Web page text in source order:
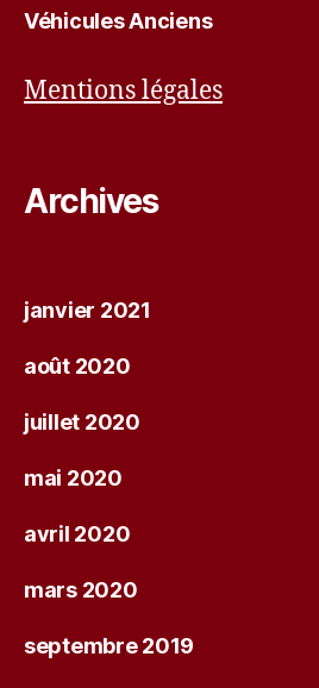
Véhicules Anciens
Mentions légales
Archives
janvier 2021
août 2020
juillet 2020
mai 2020
avril 2020
mars 2020
septembre 2019